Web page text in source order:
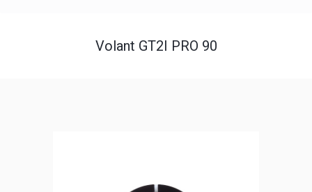
Volant GT2I PRO 90